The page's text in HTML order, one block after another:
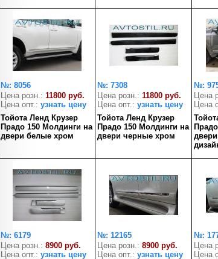
№: 8056
Цена розн.: 11800 руб.
Цена опт.: узнать цену
Тойота Ленд Крузер
Прадо 150 Молдинги на
двери белые хром
№: 7308
Цена розн.: 11800 руб.
Цена опт.: узнать цену
Тойота Ленд Крузер
Прадо 150 Молдинги на
двери черные хром
№:
Цена
Цена
№: 6179
Цена розн.: 8900 руб.
Цена опт.: узнать цену
№: 12165
Цена розн.: 8900 руб.
Цена опт.: узнать цену
№:
Цена
Цена